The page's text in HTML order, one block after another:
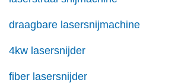
draagbare lasersnijmachine
4kw lasersnijder
fiber lasersnijder